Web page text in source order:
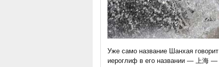
Уже само название Шанхая
иероглиф в его названии — 上海